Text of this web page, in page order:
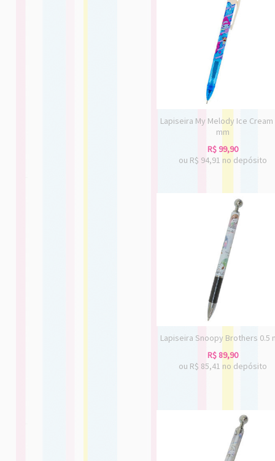
Lapiseira My Melody Ice Cream
mm
R$ 99,90
ou R$ 94,91 no depósito
Lapiseira Snoopy Brothers 0.5
R$ 89,90
ou R$ 85,41 no depósito